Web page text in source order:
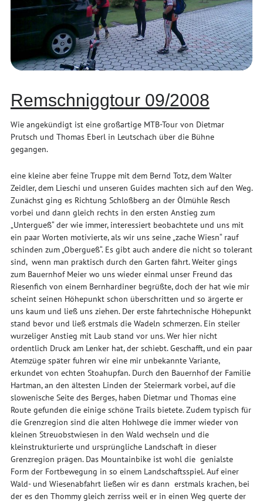
Remschniggtour 09/2008
Wie angekündigt ist eine großartige MTB-Tour von Dietmar
Prutsch und Thomas Eberl in Leutschach über die Bühne
gegangen.
eine kleine aber feine Truppe mit dem Bernd Totz, dem Walter
Zeidler, dem Lieschi und unseren Guides machten sich auf den Weg.
Zunächst ging es Richtung Schloßberg an der Ölmühle Resch
vorbei und dann gleich rechts in den ersten Anstieg zum
„Untergueß“ der wie immer, interessiert beobachtete und uns mit
ein paar Worten motivierte, als wir uns seine „zache Wiesn“ rauf
schinden zum „Obergueß“. Es gibt auch andere die nicht so tolerant
sind, wenn man praktisch durch den Garten fährt. Weiter gings
zum Bauernhof Meier wo uns wieder einmal unser Freund das
Riesenfich von einem Bernhardiner begrüßte, doch der hat wie mir
scheint seinen Höhepunkt schon überschritten und so ärgerte er
uns kaum und ließ uns ziehen. Der erste fahrtechnische Höhepunkt
stand bevor und ließ erstmals die Wadeln schmerzen. Ein steiler
wurzeliger Anstieg mit Laub stand vor uns. Wer hier nicht
ordentlich Druck am Lenker hat, der schiebt. Geschafft, und ein paar
Atemzüge später fuhren wir eine mir unbekannte Variante,
erkundet von echten Stoahupfan. Durch den Bauernhof der Familie
Hartman, an den ältesten Linden der Steiermark vorbei, auf die
slowenische Seite des Berges, haben Dietmar und Thomas eine
Route gefunden die einige schöne Trails bietete. Zudem typisch für
die Grenzregion sind die alten Hohlwege die immer wieder von
kleinen Streuobstwiesen in den Wald wechseln und die
kleinstrukturierte und ursprüngliche Landschaft in dieser
Grenzregion prägen. Das Mountainbike ist wohl die genialste
Form der Fortbewegung in so einem Landschaftsspiel. Auf einer
Wald- und Wiesenabfahrt ließen wir es dann erstmals krachen, bei
der es den Thommy gleich zerriss weil er in einen Weg querte der